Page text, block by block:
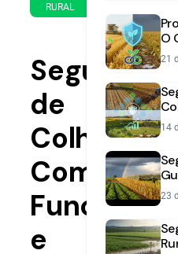
RURAL
de
2024
Seguro
de
Colheita:
Como
Funciona
e
O
21
14
23